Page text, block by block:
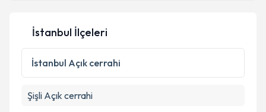
Kişisel verilerimin işlenmesine ilişkinAydınlatma
Metni
'ni okudum ve kişisel verilerimin belirtilen
kapsamda işlenmesini kabul ediyorum.
İstanbul İlçeleri
İstanbul Açık cerrahi
Şişli Açık cerrahi